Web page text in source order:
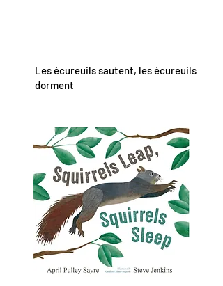
Les écureuils sautent, les écureuils
dorment